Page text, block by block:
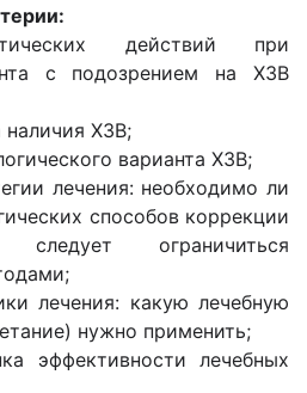
действий при
с подозрением на ХЗВ
наличия ХЗВ;
варианта ХЗВ;
лечения: необходимо ли
способов коррекции
ограничиться
лечения: какую лечебную
нужно применить;
эффективности лечебных